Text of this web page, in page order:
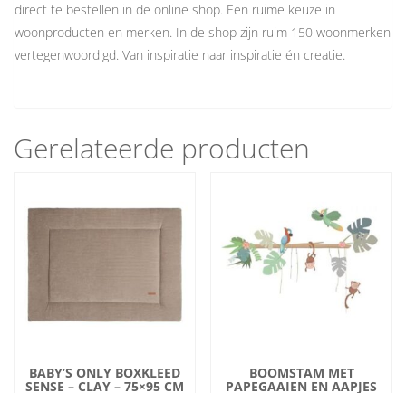
direct te bestellen in de online shop. Een ruime keuze in
woonproducten en merken. In de shop zijn ruim 150 woonmerken
vertegenwoordigd. Van inspiratie naar inspiratie én creatie.
Gerelateerde producten
BABY’S ONLY BOXKLEED
SENSE – CLAY – 75×95 CM
BOOMSTAM MET
PAPEGAAIEN EN AAPJES